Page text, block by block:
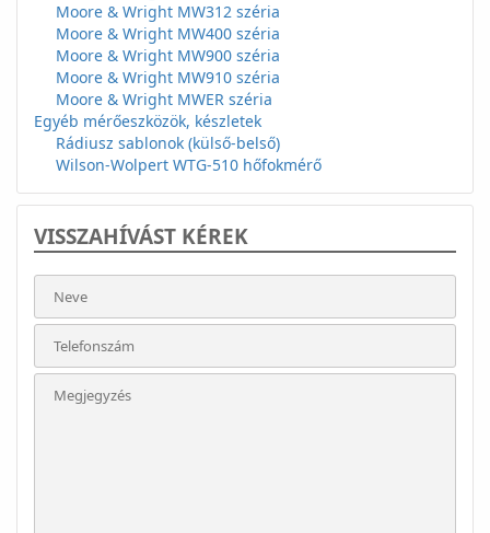
Moore & Wright MW312 széria
Moore & Wright MW400 széria
Moore & Wright MW900 széria
Moore & Wright MW910 széria
Moore & Wright MWER széria
Egyéb mérőeszközök, készletek
Rádiusz sablonok (külső-belső)
Wilson-Wolpert WTG-510 hőfokmérő
VISSZAHÍVÁST KÉREK